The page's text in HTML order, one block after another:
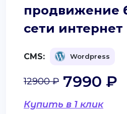
продвижение
сети интернет
CMS: Wordpress
Купить в 1 клик
12900 ₽ 7990 ₽